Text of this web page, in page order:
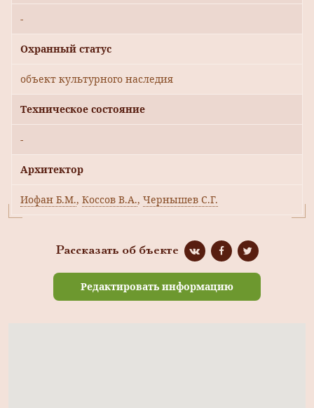
-
Охранный статус
объект культурного наследия
Техническое состояние
-
Архитектор
Иофан Б.М., Коссов В.А., Чернышев С.Г.
Рассказать об бъекте
Редактировать информацию